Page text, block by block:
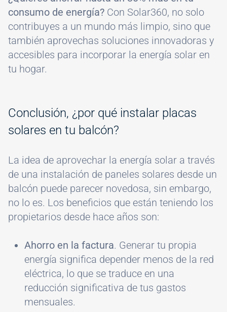
consumo de energía? Con Solar360, no solo
contribuyes a un mundo más limpio, sino que
también aprovechas soluciones innovadoras y
accesibles para incorporar la energía solar en
tu hogar.
Conclusión, ¿por qué instalar placas
solares en tu balcón?
La idea de aprovechar la energía solar a través
de una instalación de paneles solares desde un
balcón puede parecer novedosa, sin embargo,
no lo es. Los beneficios que están teniendo los
propietarios desde hace años son:
Ahorro en la factura. Generar tu propia
energía significa depender menos de la red
eléctrica, lo que se traduce en una
reducción significativa de tus gastos
mensuales.